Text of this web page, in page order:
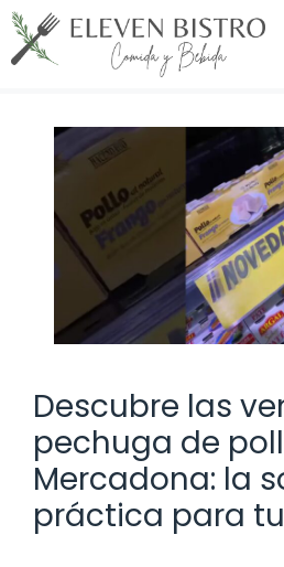
Saltar
al
contenido
Descubre las
pechuga de
Mercadona: la
práctica para